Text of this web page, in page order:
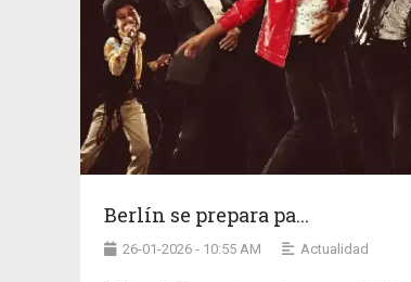
Berlín se prepara pa...
26-01-2026 - 10:55 AM Actualidad